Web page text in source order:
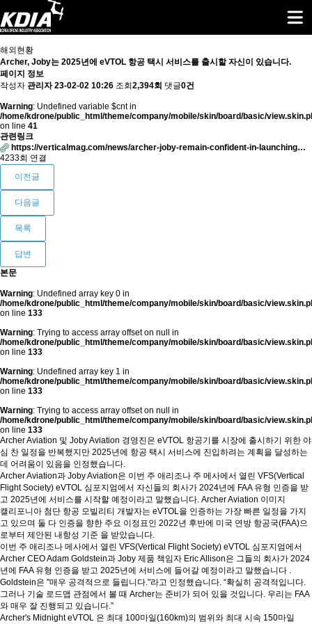
해외현황
Archer, Joby는 2025년에 eVTOL 항공 택시 서비스를 출시할 자신이 있습니다.
페이지 정보
작성자 관리자 23-02-02 10:26 조회 2,394회 댓글0건
Warning: Undefined variable $cnt in
/home/kdrone/public_html/theme/company/mobile/skin/board/basic/
on line 41
관련링크
https://verticalmag.com/news/archer-joby-remain-confident-in-launching…
4233회 연결
이전글
다음글
목록
답변
본문
Warning: Undefined array key 0 in
/home/kdrone/public_html/theme/company/mobile/skin/board/basic/
on line 133
Warning: Trying to access array offset on null in
/home/kdrone/public_html/theme/company/mobile/skin/board/basic/
on line 133
Warning: Undefined array key 1 in
/home/kdrone/public_html/theme/company/mobile/skin/board/basic/
on line 133
Warning: Trying to access array offset on null in
/home/kdrone/public_html/theme/company/mobile/skin/board/basic/
on line 133
Archer Aviation 및 Joby Aviation 경영진은 eVTOL 항공기를 시장에 출시하기 위한 야
심 찬 일정을 반복했지만 2025년에 항공 택시 서비스에 진입하려는 계획을 달성하는
데 어려움이 있음을 인정했습니다.
Archer Aviation과 Joby Aviation은 이번 주 애리조나 주 메사에서 열린 VFS(Vertical
Flight Society) eVTOL 심포지엄에서 자신들의 회사가 2024년에 FAA 유형 인증을 받
고 2025년에 서비스를 시작할 예정이라고 말했습니다. Archer Aviation 이미지
캘리포니아 첨단 항공 모빌리티 개발자는 eVTOL을 인증하는 가장 빠른 일정을 가지
고 있으며 둘 다 인증을 향한 주요 이정표인 2022년 후반에 미국 연방 항공국(FAA)으
로부터 ​제안된 내항성 기준 을 받았습니다.
이번 주 애리조나 메사에서 열린 VFS(Vertical Flight Society) eVTOL 심포지엄에서
Archer CEO Adam Goldstein과 Joby 제품 책임자 Eric Allison은 그들의 회사가 2024
년에 FAA 유형 인증을 받고 2025년에 서비스에 들어갈 예정이라고 말했습니다 .
Goldstein은 "매우 공격적으로 들립니다."라고 인정했습니다. “확실히 공격적입니다.
그러나 기술 로드맵 관점에서 볼 때 Archer는 준비가 되어 있을 것입니다. 우리는 FAA
와 매우 잘 진행되고 있습니다.”
Archer's Midnight eVTOL 은 최대 100마일(160km)의 범위와 최대 시속 150마일